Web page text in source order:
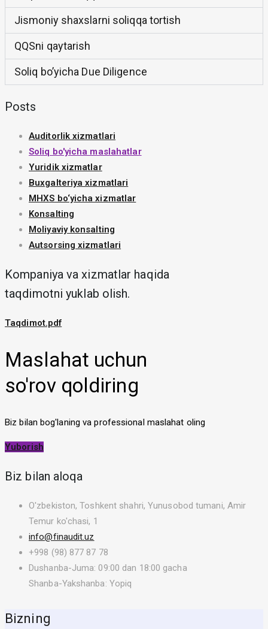
Jismoniy shaxslarni soliqqa tortish
QQSni qaytarish
Soliq bo’yicha Due Diligence
Posts
Auditorlik xizmatlari
Soliq bo'yicha maslahatlar
Yuridik xizmatlar
Buxgalteriya xizmatlari
MHXS bo‘yicha xizmatlar
Konsalting
Moliyaviy konsalting
Autsorsing xizmatlari
Kompaniya va xizmatlar haqida
taqdimotni yuklab olish.
Taqdimot.pdf
Maslahat uchun
so'rov qoldiring
Biz bilan bog'laning va professional maslahat oling
Yuborish
Biz bilan aloqa
O'zbekiston, Toshkent shahri, Yunusobod tumani, Amir
Temur ko'chasi, 1
info@finaudit.uz
+998 (98) 877 87 78
Dushanba-Juma: 09:00 dan 18:00 gacha
Shanba-Yakshanba: Yopiq
Bizning